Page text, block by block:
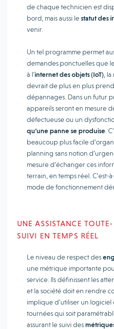
de chaque technicien est
bord, mais aussi lestatut des
venir.
Un tel programme permet
demandes ponctuelles que
à l’internet des objets (IoT) ,
devrait de plus en plus
dépannages. Dans un futur
appareils seront en mesure
défectueuse ou un
qu’une panne se produise .
beaucoup plus facile
planning sans notion
mesure d’échanger ces
terrain, en temps réel.
mode de fonctionnement
UNE ASSISTANCE
SUIVI EN TEMPS RÉEL
Le niveau de respect des
une métrique importante
service. Ils définissent les
et la société doit en rendre
implique d’utiliser un
tournées qui soit
assurant le suivi des